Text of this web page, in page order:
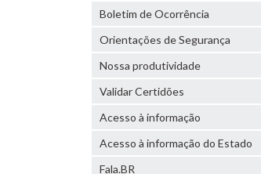
Boletim de Ocorrência
Orientações de Segurança
Nossa produtividade
Validar Certidões
Acesso à informação
Acesso à informação do Estado
Fala.BR